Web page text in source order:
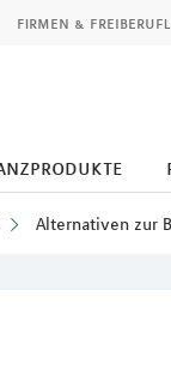
firmen &
Alternativen zur